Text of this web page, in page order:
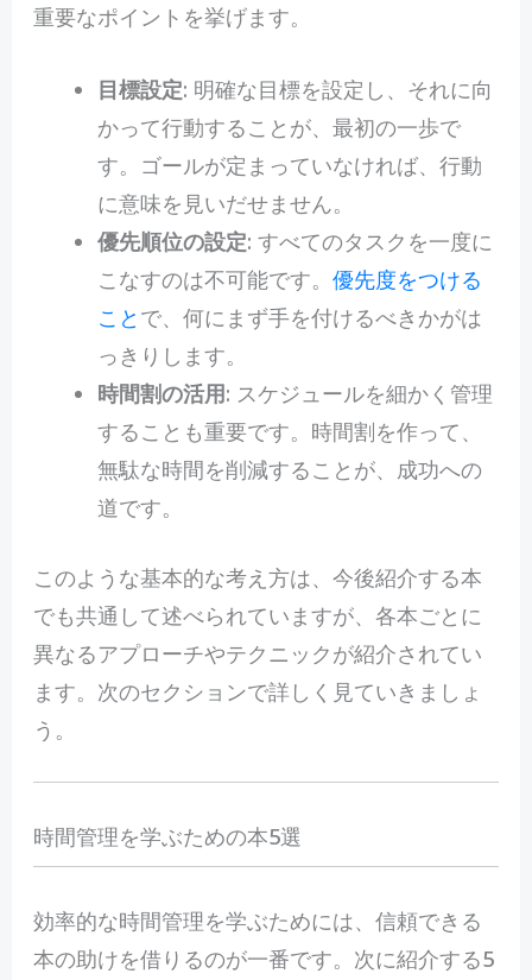
重要なポイントを挙げます。
目標設定: 明確な目標を設定し、それに向
かって行動することが、最初の一歩で
す。ゴールが定まっていなければ、行動
に意味を見いだせません。
優先順位の設定: すべてのタスクを一度に
こなすのは不可能です。 優先度をつける
こと で、何にまず手を付けるべきかがは
っきりします。
時間割の活用: スケジュールを細かく管理
することも重要です。時間割を作って、
無駄な時間を削減することが、成功への
道です。
このような基本的な考え方は、今後紹介する本
でも共通して述べられていますが、各本ごとに
異なるアプローチやテクニックが紹介されてい
ます。次のセクションで詳しく見ていきましょ
う。
時間管理を学ぶための本5選
効率的な時間管理を学ぶためには、信頼できる
本の助けを借りるのが一番です。次に紹介する5